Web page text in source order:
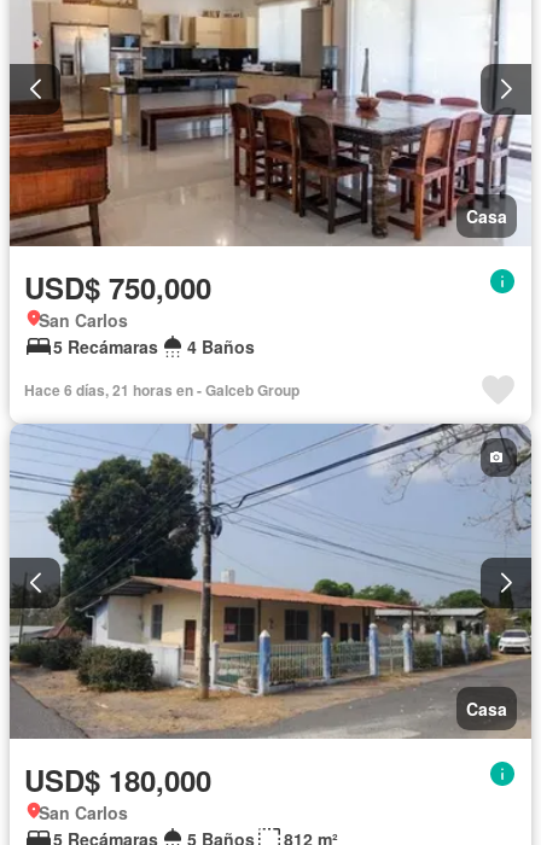
Casa
USD$ 750,000
San Carlos
5 Recámaras
4 Baños
Hace 6 días, 21 horas en - Galceb Group
Casa
USD$ 180,000
San Carlos
5 Recámaras
5 Baños 812 m²